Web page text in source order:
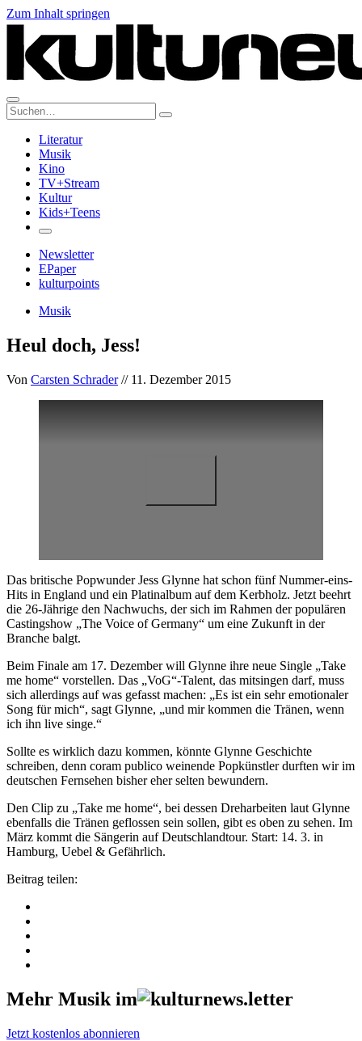
Zum Inhalt springen
Suche:
Literatur
Musik
Kino
TV+Stream
Kultur
Kids+Teens
Newsletter
EPaper
kulturpoints
Musik
Heul doch, Jess!
Von Carsten Schrader// 11. Dezember 2015
Das britische Popwunder Jess Glynne hat schon fünf Nummer-eins-
Hits in England und ein Platinalbum auf dem Kerbholz. Jetzt beehrt
die 26-Jährige den Nachwuchs, der sich im Rahmen der populären
Castingshow „The Voice of Germany“ um eine Zukunft in der
Branche balgt.
Beim Finale am 17. Dezember will Glynne ihre neue Single „Take
me home“ vorstellen. Das „VoG“-Talent, das mitsingen darf, muss
sich allerdings auf was gefasst machen: „Es ist ein sehr emotionaler
Song für mich“, sagt Glynne, „und mir kommen die Tränen, wenn
ich ihn live singe.“
Sollte es wirklich dazu kommen, könnte Glynne Geschichte
schreiben, denn coram publico weinende Popkünstler durften wir im
deutschen Fernsehen bisher eher selten bewundern.
Den Clip zu „Take me home“, bei dessen Dreharbeiten laut Glynne
ebenfalls die Tränen geflossen sein sollen, gibt es oben zu sehen. Im
März kommt die Sängerin auf Deutschlandtour. Start: 14. 3. in
Hamburg, Uebel & Gefährlich.
Beitrag teilen:
Mehr Musik im
Jetzt kostenlos abonnieren